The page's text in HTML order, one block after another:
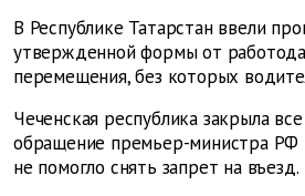
В Республике Татарстан ввели
утвержденной формы от
перемещения, без которых
Чеченская республика закрыла
обращение премьер-министра РФ
не помогло снять запрет на въезд.